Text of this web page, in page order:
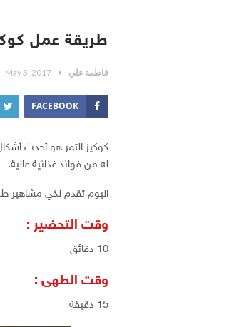
طريقة عمل
فاطمة علي May 3, 2017
FACEBOOK
كوكيز التمر هو أحدث
له من فوائد غذائية عالية.
اليوم تقدم لكي مشاهير
وقت التحضير :
10 دقائق
وقت الطهى :
15 دقيقة